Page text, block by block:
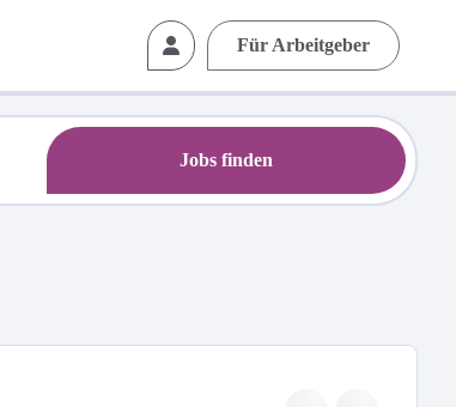
Für Arbeitgeber
Jobs finden